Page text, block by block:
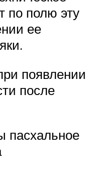
по полю эту
ее
появлении
после
пасхальное